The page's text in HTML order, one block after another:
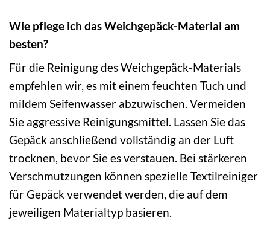
Wie pflege ich das Weichgepäck-Material am
besten?
Für die Reinigung des Weichgepäck-Materials
empfehlen wir, es mit einem feuchten Tuch und
mildem Seifenwasser abzuwischen. Vermeiden
Sie aggressive Reinigungsmittel. Lassen Sie das
Gepäck anschließend vollständig an der Luft
trocknen, bevor Sie es verstauen. Bei stärkeren
Verschmutzungen können spezielle Textilreiniger
für Gepäck verwendet werden, die auf dem
jeweiligen Materialtyp basieren.